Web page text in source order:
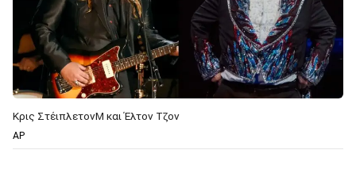
Κρις ΣτέιπλετονM και Έλτον Τζον
AP